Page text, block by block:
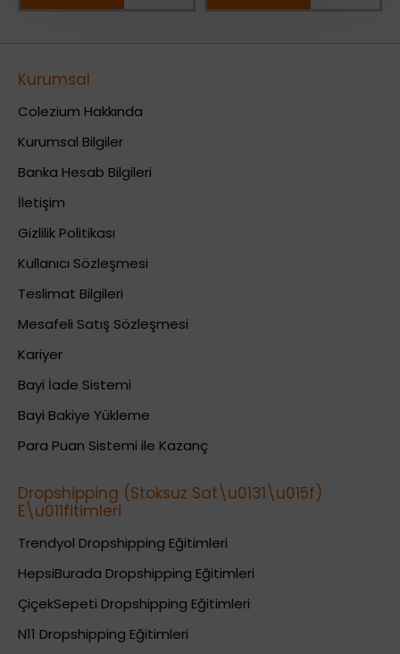
Kurumsal
Colezium Hakkında
Kurumsal Bilgiler
Banka Hesab Bilgileri
İletişim
Gizlilik Politikası
Kullanıcı Sözleşmesi
Teslimat Bilgileri
Mesafeli Satış Sözleşmesi
Kariyer
Bayi İade Sistemi
Bayi Bakiye Yükleme
Para Puan Sistemi ile Kazanç
Dropshipping (Stoksuz Sat\u0131\u015f)
E\u011fitimleri
Trendyol Dropshipping Eğitimleri
HepsiBurada Dropshipping Eğitimleri
ÇiçekSepeti Dropshipping Eğitimleri
N11 Dropshipping Eğitimleri